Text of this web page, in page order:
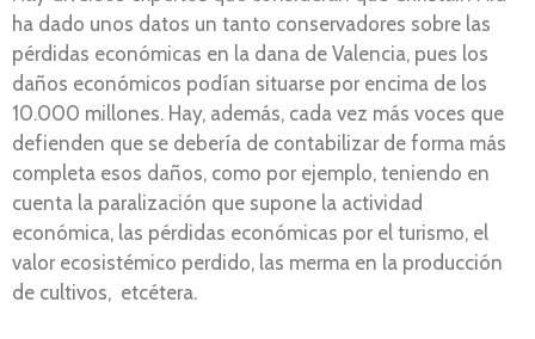
ha dado unos datos un tanto conservadores sobre las
pérdidas económicas en la dana de Valencia, pues los
daños económicos podían situarse por encima de los
10.000 millones. Hay, además, cada vez más voces que
defienden que se debería de contabilizar de forma más
completa esos daños, como por ejemplo, teniendo en
cuenta la paralización que supone la actividad
económica, las pérdidas económicas por el turismo, el
valor ecosistémico perdido, las merma en la producción
de cultivos, etcétera.